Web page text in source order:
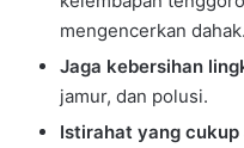
mengencerkan dahak.
Jaga kebersihan
jamur, dan polusi.
Istirahat yang cukup